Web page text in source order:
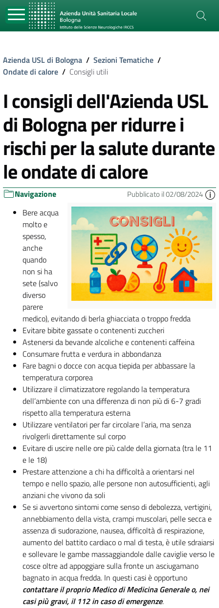
Azienda USL di Bologna / Sezioni Tematiche /
Ondate di calore / Consigli utili
I consigli dell'Azienda USL
di Bologna per ridurre i
rischi per la salute durante
le ondate di calore
Navigazione Pubblicato il 02/08/2024
Bere acqua
molto e
spesso,
anche
quando
non si ha
sete (salvo
diverso
parere
medico), evitando di berla ghiacciata o troppo fredda
Evitare bibite gassate o contenenti zuccheri
Astenersi da bevande alcoliche e contenenti caffeina
Consumare frutta e verdura in abbondanza
Fare bagni o docce con acqua tiepida per abbassare la
temperatura corporea
Utilizzare il climatizzatore regolando la temperatura
dell’ambiente con una differenza di non più di 6-7 gradi
rispetto alla temperatura esterna
Utilizzare ventilatori per far circolare l’aria, ma senza
rivolgerli direttamente sul corpo
Evitare di uscire nelle ore più calde della giornata (tra le 11
e le 18)
Prestare attenzione a chi ha difficoltà a orientarsi nel
tempo e nello spazio, alle persone non autosufficienti, agli
anziani che vivono da soli
Se si avvertono sintomi come senso di debolezza, vertigini,
annebbiamento della vista, crampi muscolari, pelle secca e
assenza di sudorazione, nausea, difficoltà di respirazione,
aumento del battito cardiaco o mal di testa, è utile sdraiarsi
e sollevare le gambe massaggiandole dalle caviglie verso le
cosce oltre ad appoggiare sulla fronte un asciugamano
bagnato in acqua fredda. In questi casi è opportuno
contattare il proprio Medico di Medicina Generale o, nei
casi più gravi, il 112 in caso di emergenze.